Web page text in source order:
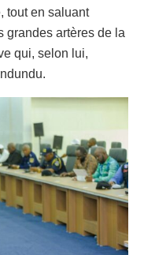
tout en saluant
grandes artères de la
qui, selon lui,